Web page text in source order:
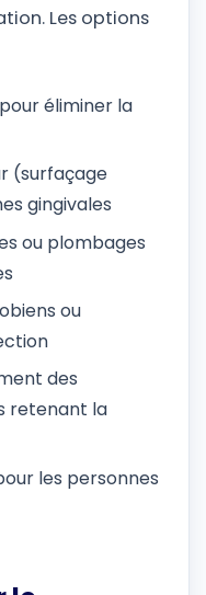
Les options
éliminer la
(surfaçage
gingivales
ou plombages
ou
des
retenant la
les personnes